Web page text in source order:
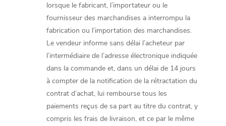
lorsque le fabricant, l’importateur ou le
fournisseur des marchandises a interrompu la
fabrication ou l’importation des marchandises.
Le vendeur informe sans délai l’acheteur par
l’intermédiaire de l’adresse électronique indiquée
dans la commande et, dans un délai de 14 jours
à compter de la notification de la rétractation du
contrat d’achat, lui rembourse tous les
paiements reçus de sa part au titre du contrat, y
compris les frais de livraison, et ce par le même